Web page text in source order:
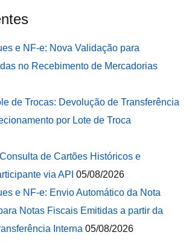
e NF-e: Nova Validação para
no Recebimento de Mercadorias
de Trocas: Devolução de Transferência
por Lote de Troca
de Cartões Históricos e
via API 05/08/2026
e NF-e: Envio Automático da Nota
Notas Fiscais Emitidas a partir da
Interna 05/08/2026